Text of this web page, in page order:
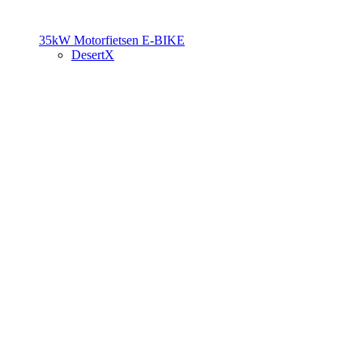
35kW Motorfietsen E-BIKE
DesertX